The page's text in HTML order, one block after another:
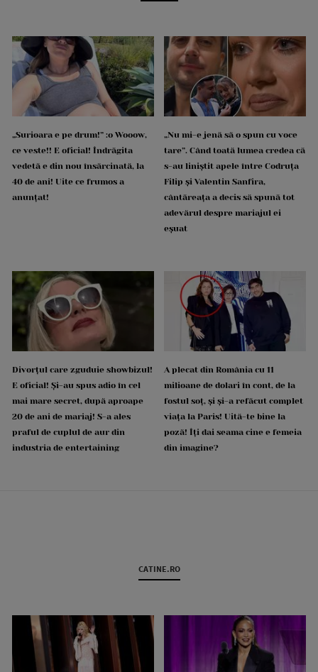
„Surioara e pe drum!” :o Wooow,
ce veste!! E oficial! Îndrăgita
vedetă e din nou însărcinată, la
40 de ani! Uite ce frumos a
anunțat!
„Nu mi-e jenă să o spun cu voce
tare”. Când toată lumea credea că
s-au liniștit apele între Codruța
Filip și Valentin Sanfira,
cântăreața a decis să spună tot
adevărul despre mariajul ei
eșuat
Divorțul care zguduie showbizul!
E oficial! Și-au spus adio în cel
mai mare secret, după aproape
20 de ani de mariaj! S-a ales
praful de cuplul de aur din
industria de entertaining
A plecat din România cu 11
milioane de dolari în cont, de la
fostul soț, și și-a refăcut complet
viața la Paris! Uită-te bine la
poză! Îți dai seama cine e femeia
din imagine?
CATINE.RO